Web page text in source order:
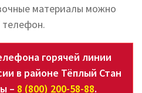
материалы можно
телефон.
горячей линии
в районе Тёплый Стан
– 8 (800) 200-58-88.